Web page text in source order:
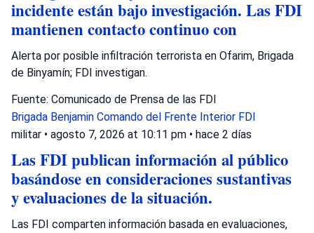
incidente están bajo investigación. Las FDI
mantienen contacto continuo con
Alerta por posible infiltración terrorista en Ofarim, Brigada
de Binyamín; FDI investigan.
Fuente: Comunicado de Prensa de las FDI
Brigada Benjamin Comando del Frente Interior FDI
militar • agosto 7, 2026 at 10:11 pm • hace 2 días
Las FDI publican información al público
basándose en consideraciones sustantivas
y evaluaciones de la situación.
Las FDI comparten información basada en evaluaciones,